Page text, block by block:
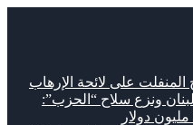
على لائحة الإرهاب
ونزع سلاح “الحزب”: